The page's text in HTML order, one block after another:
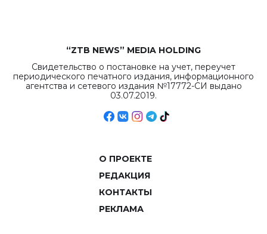
“ZTB NEWS” MEDIA HOLDING
Свидетельство о постановке на учет, переучет
периодического печатного издания, информационного
агентства и сетевого издания №17772-СИ выдано
03.07.2019.
О ПРОЕКТЕ
РЕДАКЦИЯ
КОНТАКТЫ
РЕКЛАМА